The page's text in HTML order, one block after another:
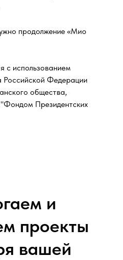
продолжение «Мио
с использованием
Российской Федерации
общества,
Президентских
и
проекты
вашей